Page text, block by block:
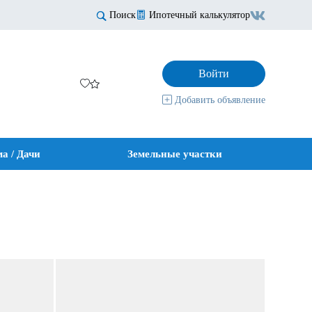
Поиск Ипотечный калькулятор
Войти
Добавить объявление
/ Дачи Земельные участки